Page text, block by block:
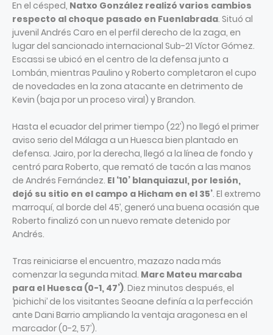
En el césped, Natxo González realizó varios cambios
respecto al choque pasado en Fuenlabrada. Situó al
juvenil Andrés Caro en el perfil derecho de la zaga, en
lugar del sancionado internacional Sub-21 Víctor Gómez.
Escassi se ubicó en el centro de la defensa junto a
Lombán, mientras Paulino y Roberto completaron el cupo
de novedades en la zona atacante en detrimento de
Kevin (baja por un proceso viral) y Brandon.
Hasta el ecuador del primer tiempo (22’) no llegó el primer
aviso serio del Málaga a un Huesca bien plantado en
defensa. Jairo, por la derecha, llegó a la línea de fondo y
centró para Roberto, que remató de tacón a las manos
de Andrés Fernández. El ‘10’ blanquiazul, por lesión,
dejó su sitio en el campo a Hicham en el 35’. El extremo
marroquí, al borde del 45’, generó una buena ocasión que
Roberto finalizó con un nuevo remate detenido por
Andrés.
Tras reiniciarse el encuentro, mazazo nada más
comenzar la segunda mitad. Marc Mateu marcaba
para el Huesca (0-1, 47’). Diez minutos después, el
‘pichichi’ de los visitantes Seoane definía a la perfección
ante Dani Barrio ampliando la ventaja aragonesa en el
marcador (0-2, 57’).